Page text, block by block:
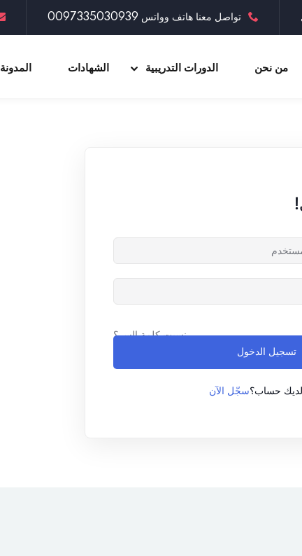
تواصل معنا هاتف وواتس 0097335030939
من نحن الدورات التدريبية الشهادات المدونة
نسيت كلمة السر؟
تسجيل الدخول
حساب؟سجّل الآن
Don’t have an
Lost your password?